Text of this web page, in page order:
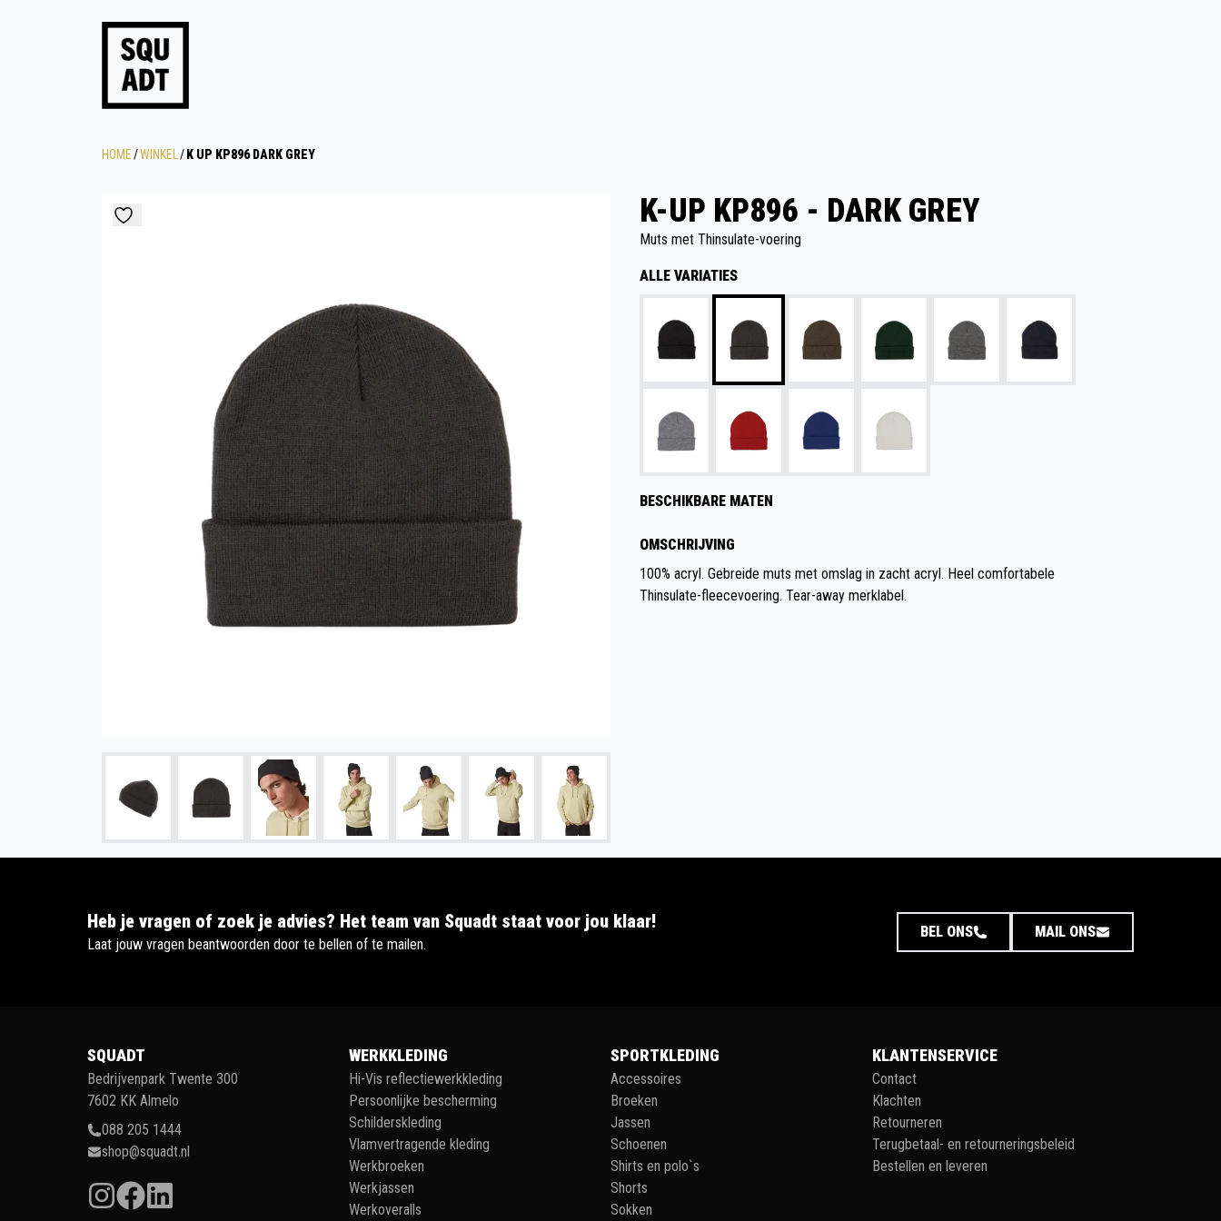
HOME/WINKEL / K UP KP896 DARK GREY
K-UP KP896 - DARK GREY
Muts met Thinsulate-voering
ALLE VARIATIES
BESCHIKBARE MATEN
OMSCHRIJVING
100% acryl. Gebreide muts met omslag in zacht acryl. Heel comfortabele
Thinsulate-fleecevoering. Tear-away merklabel.
Heb je vragen of zoek je advies? Het team van Squadt staat voor jou klaar!
Laat jouw vragen beantwoorden door te bellen of te mailen.
BEL ONS MAIL ONS
SQUADT
Bedrijvenpark Twente 300
7602 KK Almelo
088 205 1444
shop@squadt.nl
WERKKLEDING
Hi-Vis reflectiewerkkleding
Persoonlijke bescherming
Schilderskleding
Vlamvertragende kleding
Werkbroeken
Werkjassen
Werkoveralls
SPORTKLEDING
Accessoires
Broeken
Jassen
Schoenen
Shirts en polo`s
Shorts
Sokken
KLANTENSERVICE
Contact
Klachten
Retourneren
Terugbetaal- en retourneringsbeleid
Bestellen en leveren